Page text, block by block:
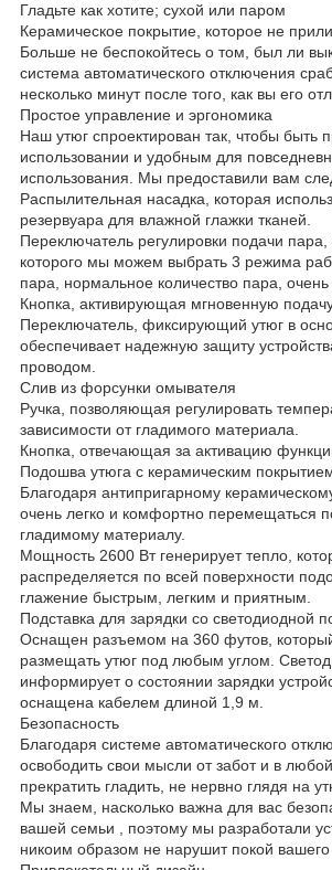
Гладьте как хотите; сухой или паром
Керамическое покрытие, которое не
Больше не беспокойтесь о том, был ли
система автоматического отключения
несколько минут после того, как вы его
Простое управление и эргономика
Наш утюг спроектирован так, чтобы быть
использовании и удобным для
использования. Мы предоставили вам
Распылительная насадка, которая
резервуара для влажной глажки тканей.
Переключатель регулировки подачи
которого мы можем выбрать 3 режима
пара, нормальное количество пара,
Кнопка, активирующая мгновенную
Переключатель, фиксирующий утюг в
обеспечивает надежную защиту
проводом.
Слив из форсунки омывателя
Ручка, позволяющая регулировать
зависимости от гладимого материала.
Кнопка, отвечающая за активацию
Подошва утюга с керамическим
Благодаря антипригарному
очень легко и комфортно перемещаться
гладимому материалу.
Мощность 2600 Вт генерирует тепло,
распределяется по всей поверхности
глажение быстрым, легким и приятным.
Подставка для зарядки со светодиодной
Оснащен разъемом на 360 футов,
размещать утюг под любым углом.
информирует о состоянии зарядки
оснащена кабелем длиной 1,9 м.
Безопасность
Благодаря системе автоматического
освободить свои мысли от забот и в
прекратить гладить, не нервно глядя на
Мы знаем, насколько важна для вас
вашей семьи , поэтому мы разработали
никоим образом не нарушит покой